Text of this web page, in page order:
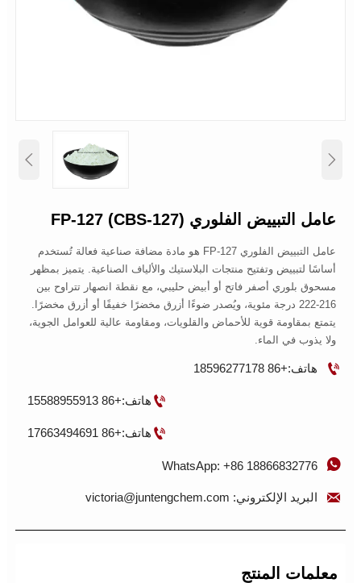
 
عامل التبييض الفلوري FP-127 (CBS-127)
عامل التبييض الفلوري FP-127 هو مادة مضافة صناعية فعالة تُستخدم
أساسًا لتبييض وتفتيح منتجات البلاستيك والألياف الصناعية. يتميز بمظهر
مسحوق بلوري أصفر فاتح أو أبيض حليبي، مع نقطة انصهار تتراوح بين
216-222 درجة مئوية، ويُصدر ضوءًا أزرق مخضرًا خفيفًا أو أزرق مخضرًا.
يتمتع بمقاومة قوية للأحماض والقلويات، ومقاومة عالية للعوامل الجوية،
ولا يذوب في الماء.
 هاتف:+86 18596277178
 هاتف:+86 15588955913
 هاتف:+86 17663494691

WhatsApp: +86 18866832776
 البريد الإلكتروني: victoria@juntengchem.com
معلمات المنتج